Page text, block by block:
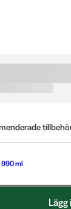
990 ml